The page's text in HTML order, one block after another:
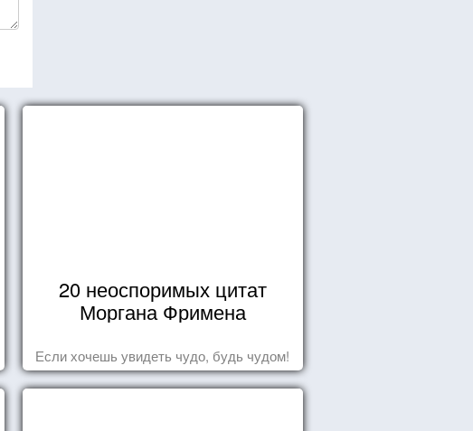
20 неоспоримых цитат
Моргана Фримена
Если хочешь увидеть чудо, будь чудом!